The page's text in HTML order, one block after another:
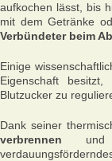
aufkochen lässt, bis
mit dem Getränke
Verbündeter beim
Einige
Eigenschaft
Blutzucker zu
Dank seiner
verbrennen und